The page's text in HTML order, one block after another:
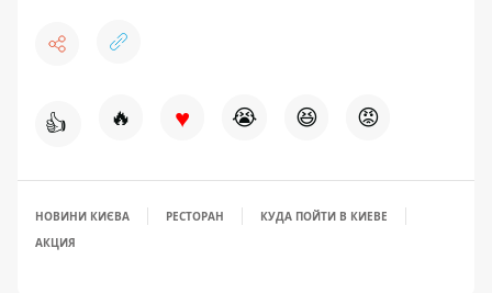
👍 🔥 ♥ 😭 😆 😡
НОВИНИ КИЄВА РЕСТОРАН
КУДА ПОЙТИ В КИЕВЕ
АКЦИЯ